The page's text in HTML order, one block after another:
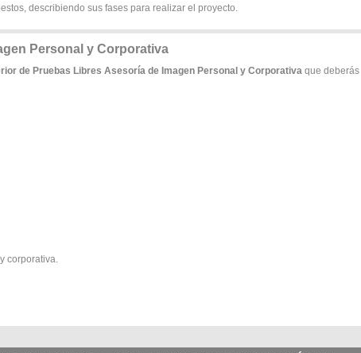
describiendo sus fases para realizar el proyecto.
Personal y Corporativa
de Pruebas Libres Asesoría de Imagen Personal y Corporativa que deberás
corporativa.